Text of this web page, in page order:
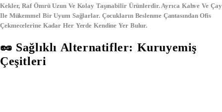
Kekler, Raf Ömrü Uzun Ve Kolay Taşınabilir Ürünlerdir. Ayrıca Kahve Ve Çay
Ile Mükemmel Bir Uyum Sağlarlar. Çocukların Beslenme Çantasından Ofis
Çekmecelerine Kadar Her Yerde Kendine Yer Bulur.
🥜 Sağlıklı Alternatifler: Kuruyemiş
Çeşitleri